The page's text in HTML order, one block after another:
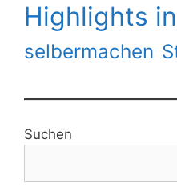
Highlights
selbermachen
Suchen